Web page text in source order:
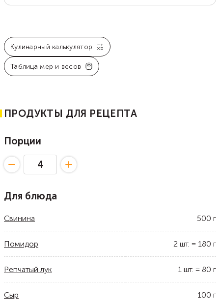
Кулинарный калькулятор
Таблица мер и весов
ПРОДУКТЫ ДЛЯ РЕЦЕПТА
Порции
Для блюда
Свинина 500 г
Помидор 2 шт. = 180 г
Репчатый лук 1 шт. = 80 г
Сыр 100 г